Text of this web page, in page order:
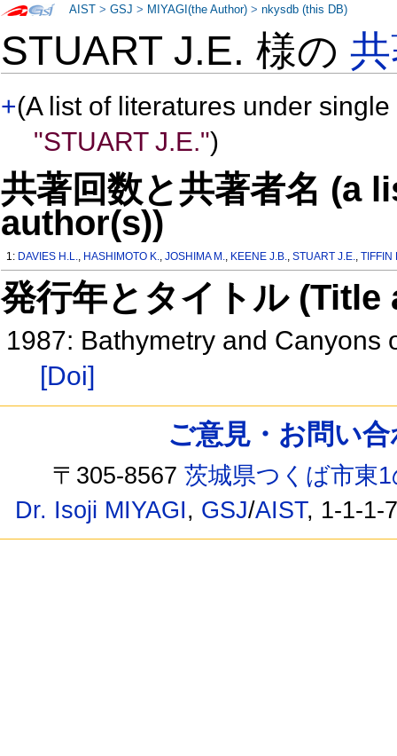
STUART J.E. 様の
+(A list of literatures under
"STUART J.E.")
共著回数と共著者名 (a
author(s))
1: DAVIES H.L., HASHIMOTO K.,JOSHIMA M., KEENE J.B.,STUART J.E.,TIFFIN
発行年とタイトル
1987: Bathymetry and
[Doi]
AIST >GSJ > MIYAGI(the Author) >nkysdb (this DB)
ご意見・お問い
〒305-8567茨城県つくば市東
Dr. Isoji MIYAGI, GSJ/AIST, 1-1-1-